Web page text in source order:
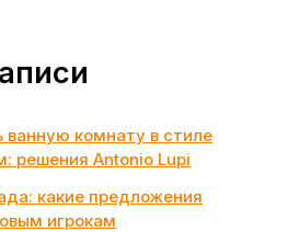
ванную комнату в стиле
решения Antonio Lupi
какие предложения
игрокам